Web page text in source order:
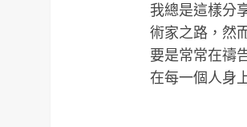
我總是這樣分
術家之路，然
要是常常在禱
在每一個人身